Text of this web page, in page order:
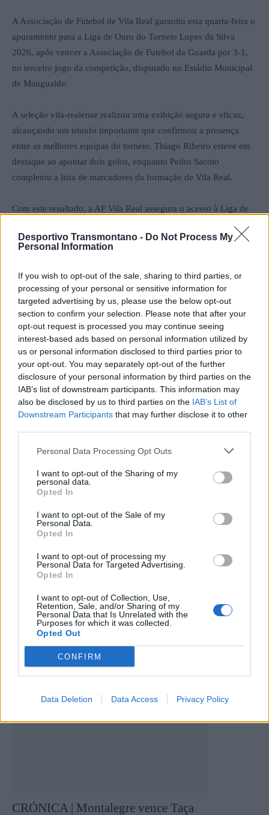
Desportivo Transmontano - Do Not Process My
Personal Information
If you wish to opt-out of the sale, sharing to third parties, or
processing of your personal or sensitive information for
targeted advertising by us, please use the below opt-out
section to confirm your selection. Please note that after your
opt-out request is processed you may continue seeing
interest-based ads based on personal information utilized by
us or personal information disclosed to third parties prior to
your opt-out. You may separately opt-out of the further
disclosure of your personal information by third parties on the
IAB’s list of downstream participants. This information may
also be disclosed by us to third parties on the IAB’s List of
Downstream Participants that may further disclose it to other
Personal Data Processing Opt Outs
I want to opt-out of the Sharing of my
personal data.
Opted In
I want to opt-out of the Sale of my
Personal Data.
Opted In
I want to opt-out of processing my
Personal Data for Targeted Advertising.
Opted In
I want to opt-out of Collection, Use,
Retention, Sale, and/or Sharing of my
Personal Data that Is Unrelated with the
Purposes for which it was collected.
Opted Out
CONFIRM
Data Deletion Data Access Privacy Policy
A Associação de Futebol de Vila Real garantiu esta quarta-feira o
apuramento para a Liga de Ouro do Torneio Lopes da Silva
2026, após vencer a Associação de Futebol da Guarda por 3-1,
no terceiro jogo da competição, disputado no Estádio Municipal
de Mangualde.
A seleção vila-realense realizou uma exibição segura e eficaz,
alcançando um triunfo importante que confirmou a presença
entre as melhores equipas do torneio. Thiago Ribeiro esteve em
destaque ao apontar dois golos, enquanto Pedro Sacoto
completou a lista de marcadores da formação de Vila Real.
Com este resultado, a AF Vila Real assegura o acesso à Liga de
frente às seleções mais bem classificadas.
A manhã de 25 de junho será dedicada ao descanso e
recuperação dos atletas, antes do regresso à competição para a
fase decisiva do Torneio Lopes da Silva 2026.
A equipa técnica e os jogadores mantêm o foco nos próximos
desafios, procurando continuar a representar da melhor forma o
futebol distrital de Vila Real numa das mais prestigiadas
competições de formação do país.
Foto: AFVR
Mika Borges regressa ao
Lusitânia de Lourosa para
NAVR soma pódios em fim-
de-semana de excelência
Últimas notícias
CRÓNICA | Montalegre vence Taça